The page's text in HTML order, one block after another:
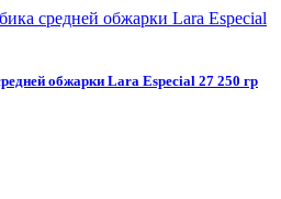
обжарки Lara Especial 27 250 гр